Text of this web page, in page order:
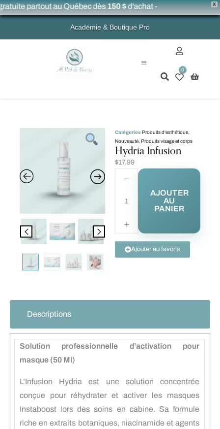
X
partout au Québec dès150 $d'achat -
Académie & Boutique Pro
0
Catégories Produits d'esthétique
Nouveauté Produits visage et corps
Hydria Infusion
$17.99
AJOUTER
AU
PANIER
Ajouter au favoris
Descriptions
Solution professionnelle d’activation pour
masque (50 Ml)
L’Infusion Hydria est une solution concentrée
conçue pour réhydrater et activer les masques
Instaboost lors des soins en cabine. Sa formule
riche en extraits botaniques, niacinamide et agents